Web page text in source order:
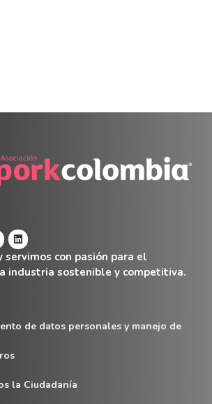
servimos con pasión para el
industria sostenible y competitiva.
de datos personales y manejo de
la Ciudadanía